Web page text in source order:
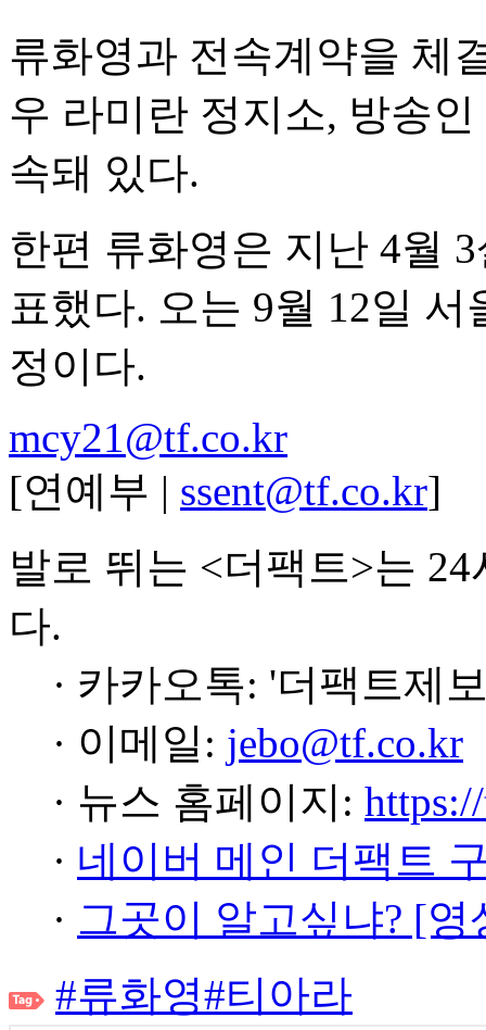
류화영과 전속계약을 체
우 라미란 정지소, 방송
속돼 있다.
한편 류화영은 지난 4월
표했다. 오는 9월 12일
정이다.
mcy21@tf.co.kr
[연예부 | ssent@tf.co.kr]
발로 뛰는 <더팩트>는
다.
· 카카오톡: '더팩트제
· 이메일: jebo@tf.co.kr
· 뉴스 홈페이지:
· 네이버 메인 더팩트
· 그곳이 알고싶냐? [
#류화영#티아라